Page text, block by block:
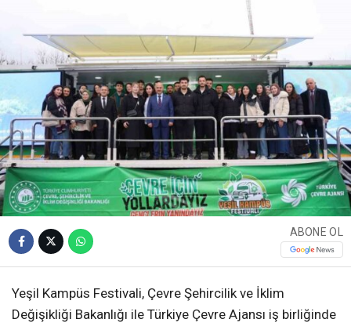
ABONE OL
Yeşil Kampüs Festivali, Çevre Şehircilik ve İklim
Değişikliği Bakanlığı ile Türkiye Çevre Ajansı iş birliğinde